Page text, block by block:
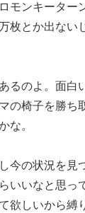
モンキーター
枚とか出ない
るのよ。面白
の椅子を勝ち
な。
今の状況を見
いいなと思っ
欲しいから縛